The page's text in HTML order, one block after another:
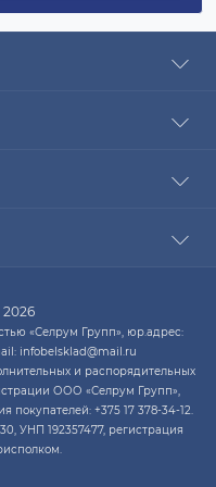
2026
«Селрум Групп», юр.адрес:
infobelsklad@mail.ru
и распорядительных
ООО «Селрум Групп»,
+375 17 378-34-12.
УНП 192357477, регистрация